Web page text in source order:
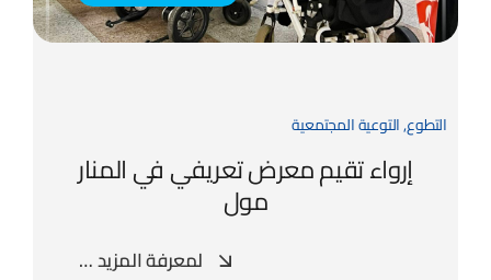
التطوع,التوعية المجتمعية
إرواء تقيم معرض تعريفي في المنار
مول
لمعرفة المزيد …